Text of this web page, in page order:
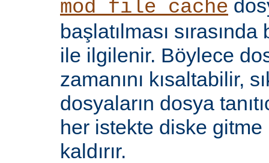
mod_file_cache
başlatılması
ile ilgilenir. Böylece
zamanını kısaltabilir,
dosyaların dosya
her istekte diske gitme
kaldırır.